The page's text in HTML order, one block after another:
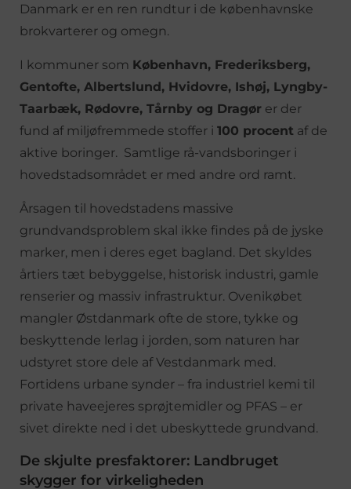
Danmark er en ren rundtur i de københavnske
brokvarterer og omegn.
I kommuner som København, Frederiksberg,
Gentofte, Albertslund, Hvidovre, Ishøj, Lyngby-
Taarbæk, Rødovre, Tårnby og Dragør er der
fund af miljøfremmede stoffer i 100 procent af de
aktive boringer. Samtlige rå-vandsboringer i
hovedstadsområdet er med andre ord ramt.
Årsagen til hovedstadens massive
grundvandsproblem skal ikke findes på de jyske
marker, men i deres eget bagland. Det skyldes
årtiers tæt bebyggelse, historisk industri, gamle
renserier og massiv infrastruktur. Ovenikøbet
mangler Østdanmark ofte de store, tykke og
beskyttende lerlag i jorden, som naturen har
udstyret store dele af Vestdanmark med.
Fortidens urbane synder – fra industriel kemi til
private haveejeres sprøjtemidler og PFAS – er
sivet direkte ned i det ubeskyttede grundvand.
De skjulte presfaktorer: Landbruget
skygger for virkeligheden